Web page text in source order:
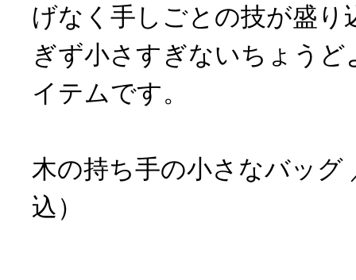
げなく手しごとの技が盛り
ぎず小さすぎないちょう
イテムです。
木の持ち手の小さなバッグ
込）